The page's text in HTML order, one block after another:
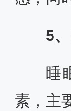
5
睡
素，主